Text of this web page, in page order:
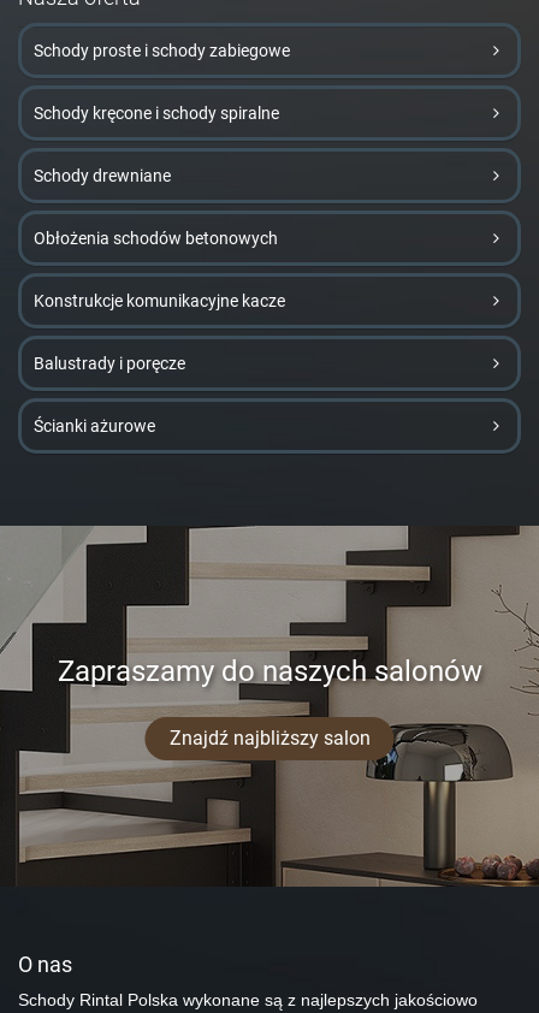
Schody proste i schody zabiegowe
Schody kręcone i schody spiralne
Schody drewniane
Obłożenia schodów betonowych
Konstrukcje komunikacyjne kacze
Balustrady i poręcze
Ścianki ażurowe
Zapraszamy do naszych salonów
Znajdź najbliższy salon
O nas
Schody Rintal Polska wykonane są z najlepszych jakościowo